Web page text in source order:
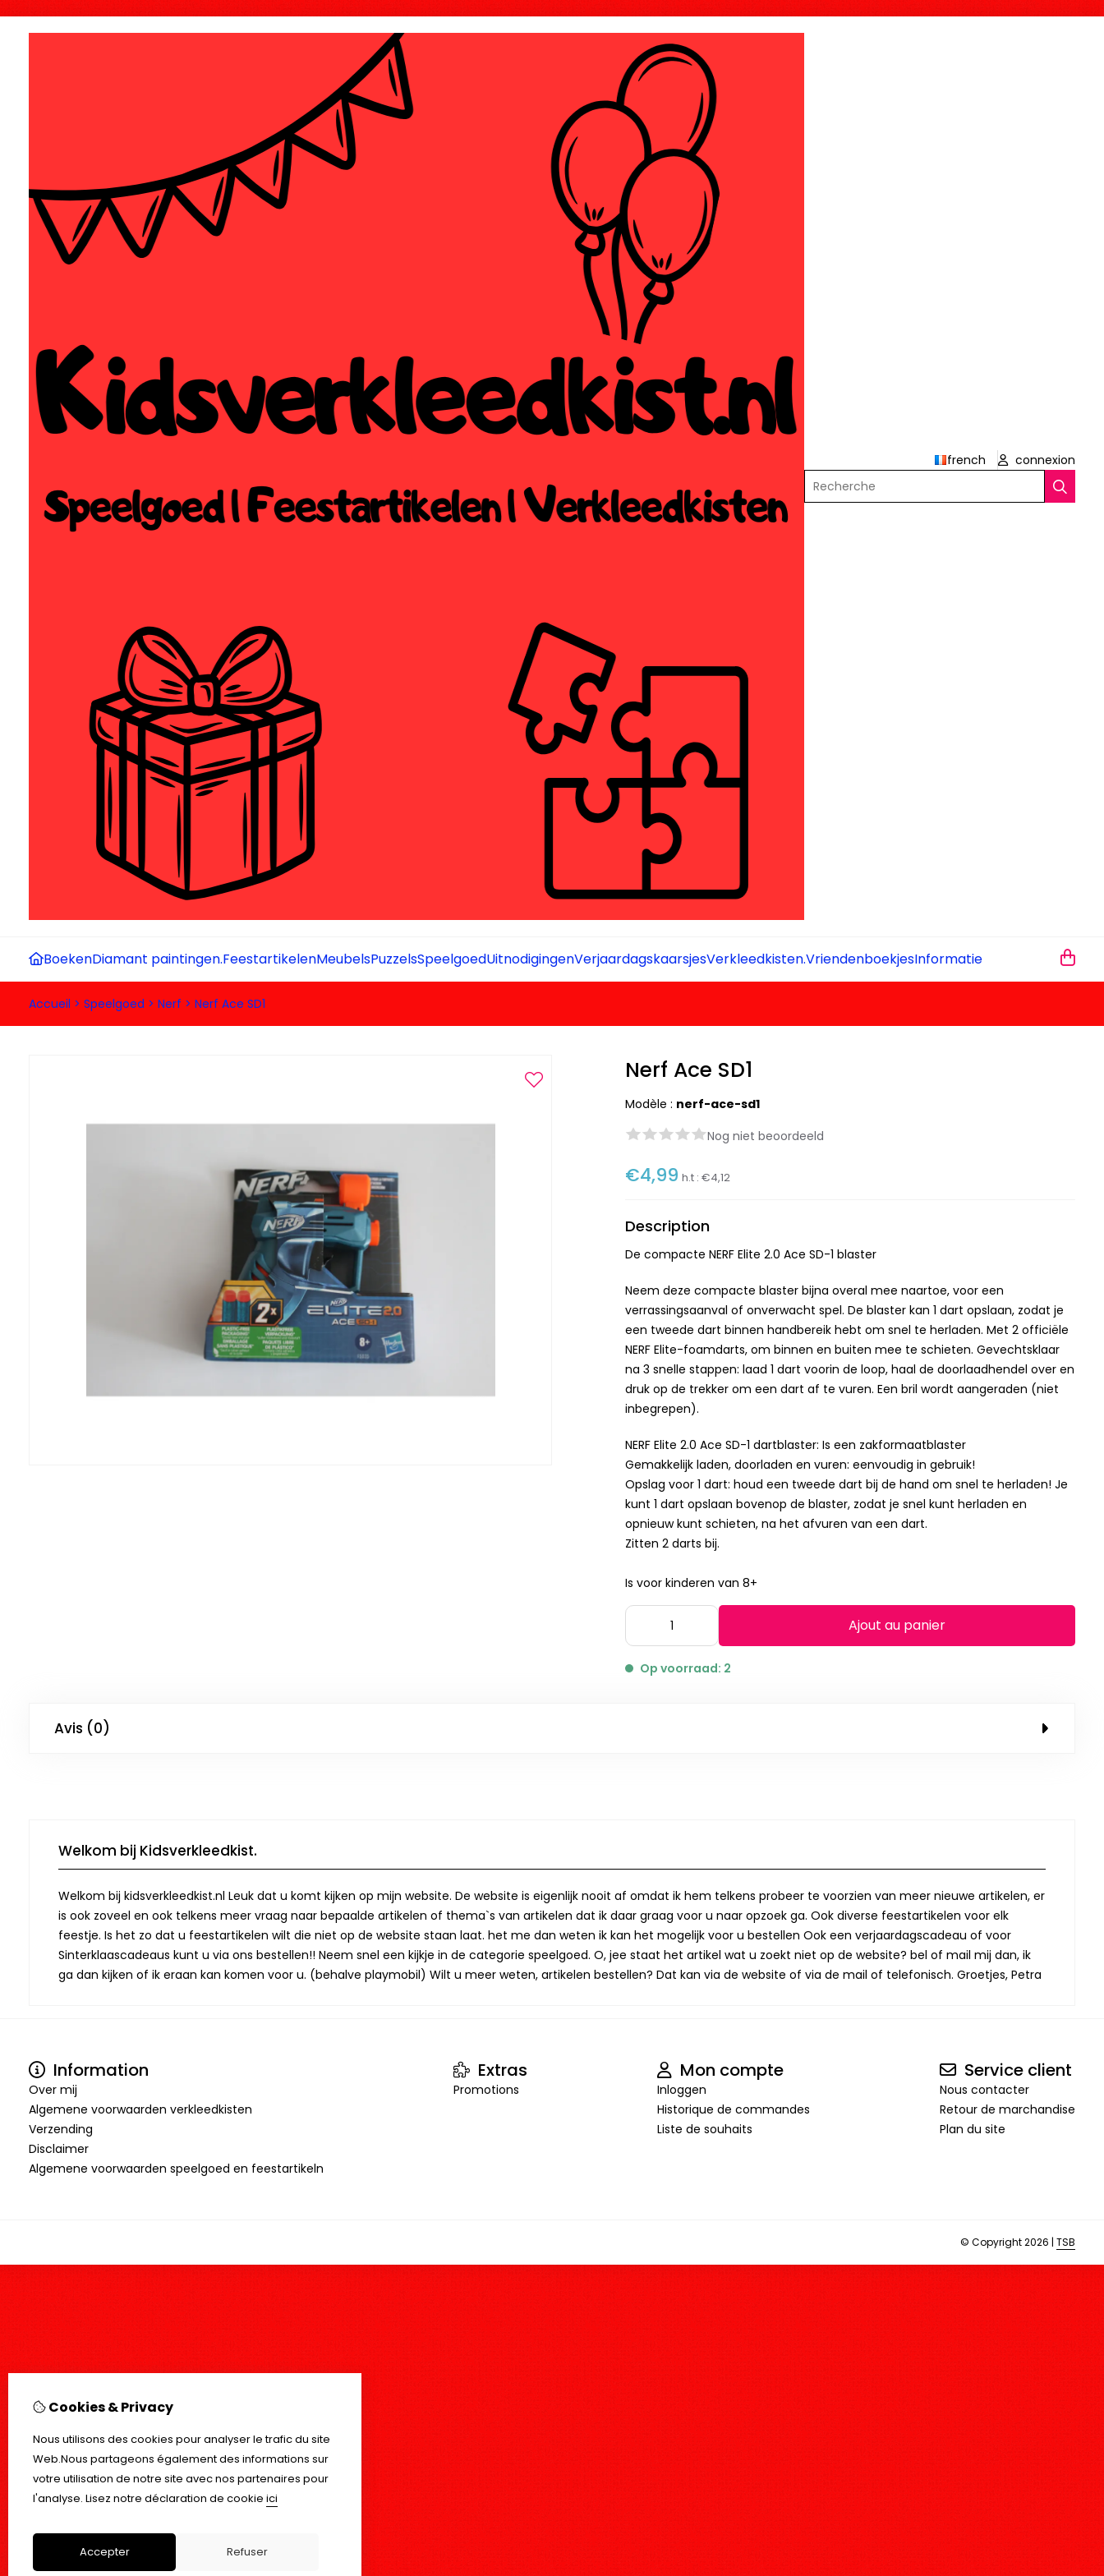
french
connexion
Recherche
BoekenDiamant paintingen.FeestartikelenMeubelsPuzzelsSpeelgoedUitnodigingenVerjaardagskaarsjesVerkleedkisten.VriendenboekjesInformatie
Accueil > Speelgoed > Nerf > Nerf Ace SD1
Nerf Ace SD1
Modèle : nerf-ace-sd1
Nog niet beoordeeld
€4,99 h.t :€4,12
Description
De compacte NERF Elite 2.0 Ace SD-1 blaster
Neem deze compacte blaster bijna overal mee naartoe, voor een
verrassingsaanval of onverwacht spel. De blaster kan 1 dart opslaan, zodat je
een tweede dart binnen handbereik hebt om snel te herladen. Met 2 officiële
NERF Elite-foamdarts, om binnen en buiten mee te schieten. Gevechtsklaar
na 3 snelle stappen: laad 1 dart voorin de loop, haal de doorlaadhendel over en
druk op de trekker om een dart af te vuren. Een bril wordt aangeraden (niet
inbegrepen).
NERF Elite 2.0 Ace SD-1 dartblaster: Is een zakformaatblaster
Gemakkelijk laden, doorladen en vuren: eenvoudig in gebruik!
Opslag voor 1 dart: houd een tweede dart bij de hand om snel te herladen! Je
kunt 1 dart opslaan bovenop de blaster, zodat je snel kunt herladen en
opnieuw kunt schieten, na het afvuren van een dart.
Zitten 2 darts bij.
Is voor kinderen van 8+
Ajout au panier
Op voorraad: 2
Avis (0)
Welkom bij Kidsverkleedkist.
Welkom bij kidsverkleedkist.nl Leuk dat u komt kijken op mijn website. De website is eigenlijk nooit af omdat ik hem telkens probeer te voorzien van meer nieuwe artikelen, er
is ook zoveel en ook telkens meer vraag naar bepaalde artikelen of thema`s van artikelen dat ik daar graag voor u naar opzoek ga. Ook diverse feestartikelen voor elk
feestje. Is het zo dat u feestartikelen wilt die niet op de website staan laat. het me dan weten ik kan het mogelijk voor u bestellen Ook een verjaardagscadeau of voor
Sinterklaascadeaus kunt u via ons bestellen!! Neem snel een kijkje in de categorie speelgoed. O, jee staat het artikel wat u zoekt niet op de website? bel of mail mij dan, ik
ga dan kijken of ik eraan kan komen voor u. (behalve playmobil) Wilt u meer weten, artikelen bestellen? Dat kan via de website of via de mail of telefonisch. Groetjes, Petra
Information
Over mij
Algemene voorwaarden verkleedkisten
Verzending
Disclaimer
Algemene voorwaarden speelgoed en feestartikeln
Extras
Promotions
Mon compte
Inloggen
Historique de commandes
Liste de souhaits
Service client
Nous contacter
Retour de marchandise
Plan du site
© Copyright 2026 | TSB
Cookies & Privacy
Nous utilisons des cookies pour analyser le trafic du site
Web.Nous partageons également des informations sur
votre utilisation de notre site avec nos partenaires pour
l'analyse. Lisez notre déclaration de cookie ici
Accepter Refuser